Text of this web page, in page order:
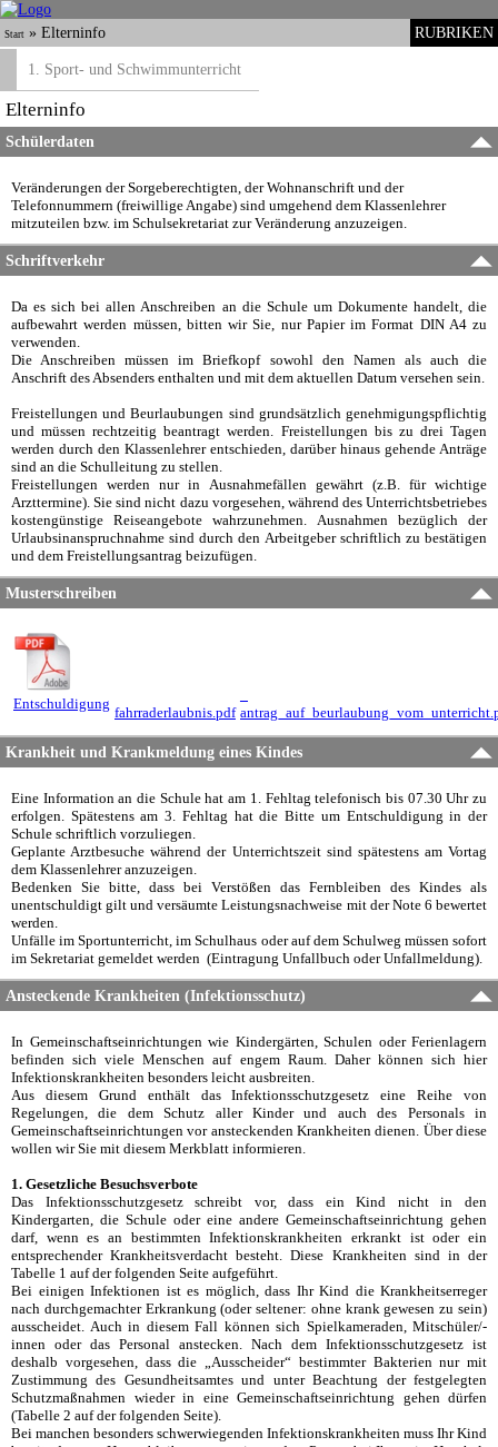
RUBRIKEN
Start » Elterninfo
1. Sport- und Schwimmunterricht
Elterninfo
Schülerdaten
Veränderungen der Sorgeberechtigten, der Wohnanschrift und der
Telefonnummern (freiwillige Angabe) sind umgehend dem Klassenlehrer
mitzuteilen bzw. im Schulsekretariat zur Veränderung anzuzeigen.
Schriftverkehr
Da es sich bei allen Anschreiben an die Schule um Dokumente handelt, die
aufbewahrt werden müssen, bitten wir Sie, nur Papier im Format DIN A4 zu
verwenden.
Die Anschreiben müssen im Briefkopf sowohl den Namen als auch die
Anschrift des Absenders enthalten und mit dem aktuellen Datum versehen sein.
Freistellungen und Beurlaubungen sind grundsätzlich genehmigungspflichtig
und müssen rechtzeitig beantragt werden. Freistellungen bis zu drei Tagen
werden durch den Klassenlehrer entschieden, darüber hinaus gehende Anträge
sind an die Schulleitung zu stellen.
Freistellungen werden nur in Ausnahmefällen gewährt (z.B. für wichtige
Arzttermine). Sie sind nicht dazu vorgesehen, während des Unterrichtsbetriebes
kostengünstige Reiseangebote wahrzunehmen. Ausnahmen bezüglich der
Urlaubsinanspruchnahme sind durch den Arbeitgeber schriftlich zu bestätigen
und dem Freistellungsantrag beizufügen.
Musterschreiben
Entschuldigung
fahrraderlaubnis.pdf
Krankheit und Krankmeldung eines Kindes
Eine Information an die Schule hat am 1. Fehltag telefonisch bis 07.30 Uhr zu
erfolgen. Spätestens am 3. Fehltag hat die Bitte um Entschuldigung in der
Schule schriftlich vorzuliegen.
Geplante Arztbesuche während der Unterrichtszeit sind spätestens am Vortag
dem Klassenlehrer anzuzeigen.
Bedenken Sie bitte, dass bei Verstößen das Fernbleiben des Kindes als
unentschuldigt gilt und versäumte Leistungsnachweise mit der Note 6 bewertet
werden.
Unfälle im Sportunterricht, im Schulhaus oder auf dem Schulweg müssen sofort
im Sekretariat gemeldet werden (Eintragung Unfallbuch oder Unfallmeldung).
Ansteckende Krankheiten (Infektionsschutz)
In Gemeinschaftseinrichtungen wie Kindergärten, Schulen oder Ferienlagern
befinden sich viele Menschen auf engem Raum. Daher können sich hier
Infektionskrankheiten besonders leicht ausbreiten.
Aus diesem Grund enthält das Infektionsschutzgesetz eine Reihe von
Regelungen, die dem Schutz aller Kinder und auch des Personals in
Gemeinschaftseinrichtungen vor ansteckenden Krankheiten dienen. Über diese
wollen wir Sie mit diesem Merkblatt informieren.
1. Gesetzliche Besuchsverbote
Das Infektionsschutzgesetz schreibt vor, dass ein Kind nicht in den
Kindergarten, die Schule oder eine andere Gemeinschaftseinrichtung gehen
darf, wenn es an bestimmten Infektionskrankheiten erkrankt ist oder ein
entsprechender Krankheitsverdacht besteht. Diese Krankheiten sind in der
Tabelle 1 auf der folgenden Seite aufgeführt.
Bei einigen Infektionen ist es möglich, dass Ihr Kind die Krankheitserreger
nach durchgemachter Erkrankung (oder seltener: ohne krank gewesen zu sein)
ausscheidet. Auch in diesem Fall können sich Spielkameraden, Mitschüler/-
innen oder das Personal anstecken. Nach dem Infektionsschutzgesetz ist
deshalb vorgesehen, dass die „Ausscheider“ bestimmter Bakterien nur mit
Zustimmung des Gesundheitsamtes und unter Beachtung der festgelegten
Schutzmaßnahmen wieder in eine Gemeinschaftseinrichtung gehen dürfen
(Tabelle 2 auf der folgenden Seite).
Bei manchen besonders schwerwiegenden Infektionskrankheiten muss Ihr Kind